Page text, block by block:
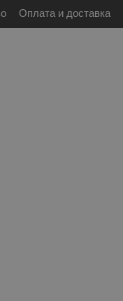
Оплата и доставка